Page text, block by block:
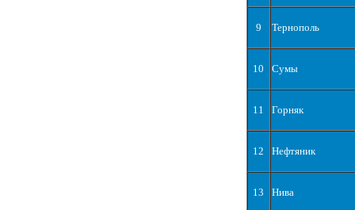
9 Тернополь
10 Сумы
11 Горняк
12 Нефтяник
13 Нива